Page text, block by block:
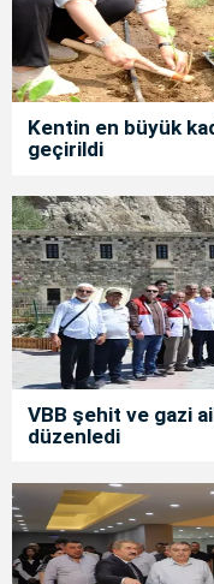
Kentin en büyük
geçirildi
VBB şehit ve gazi
düzenledi